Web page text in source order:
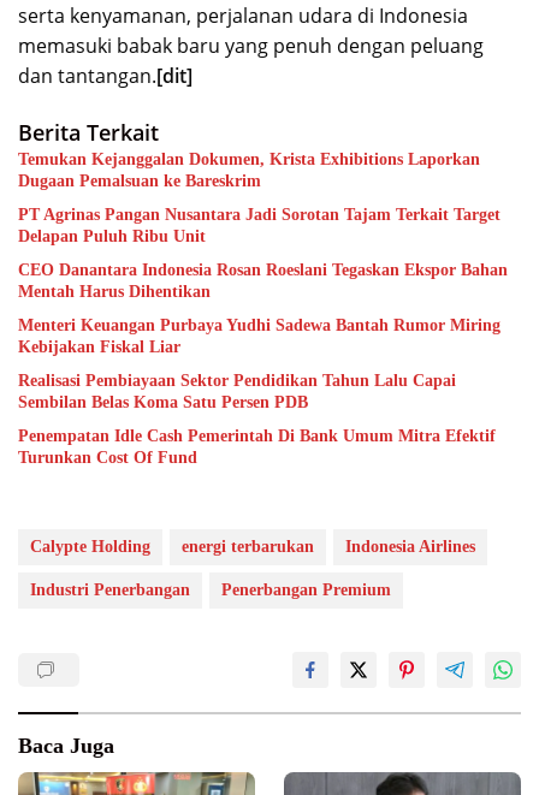
serta kenyamanan, perjalanan udara di Indonesia
memasuki babak baru yang penuh dengan peluang
dan tantangan.[dit]
Berita Terkait
Temukan Kejanggalan Dokumen, Krista Exhibitions Laporkan
Dugaan Pemalsuan ke Bareskrim
PT Agrinas Pangan Nusantara Jadi Sorotan Tajam Terkait Target
Delapan Puluh Ribu Unit
CEO Danantara Indonesia Rosan Roeslani Tegaskan Ekspor Bahan
Mentah Harus Dihentikan
Menteri Keuangan Purbaya Yudhi Sadewa Bantah Rumor Miring
Kebijakan Fiskal Liar
Realisasi Pembiayaan Sektor Pendidikan Tahun Lalu Capai
Sembilan Belas Koma Satu Persen PDB
Penempatan Idle Cash Pemerintah Di Bank Umum Mitra Efektif
Turunkan Cost Of Fund
Calypte Holding energi terbarukan Indonesia Airlines
Industri Penerbangan Penerbangan Premium
Baca Juga